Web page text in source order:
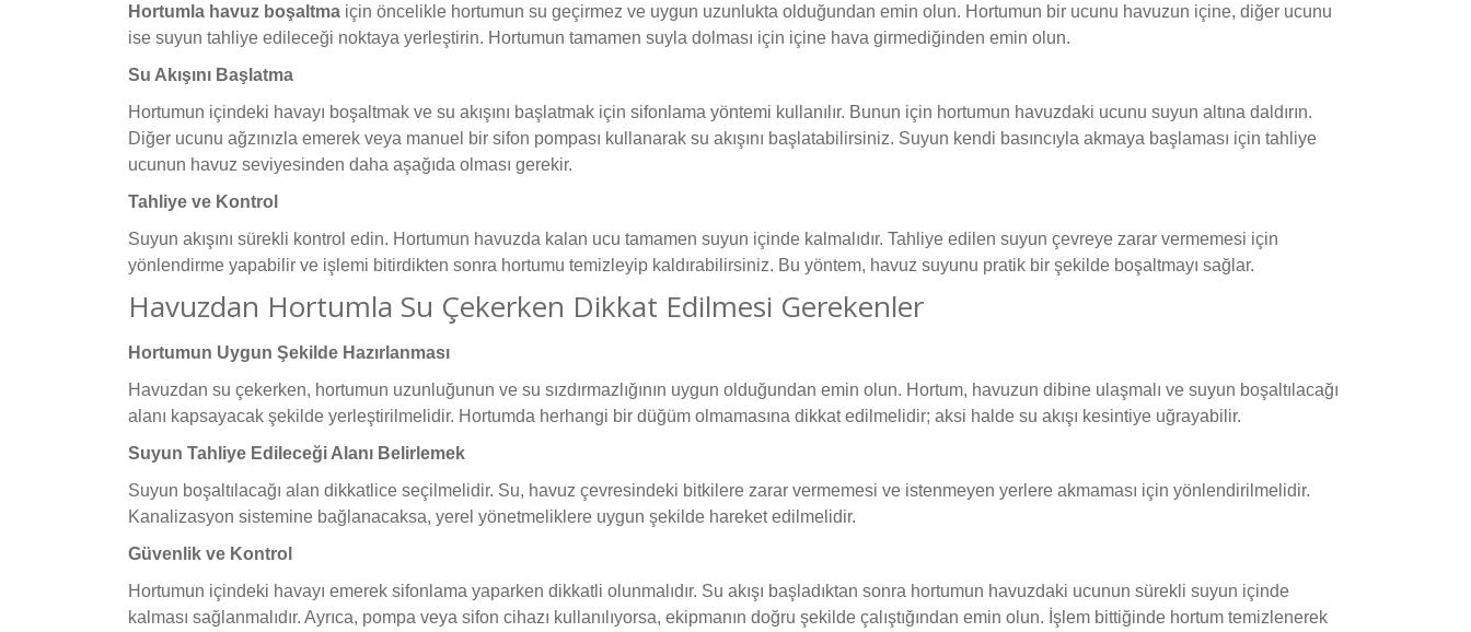
Hortumla havuz boşaltma için öncelikle hortumun su geçirmez ve uygun uzunlukta olduğundan emin olun. Hortumun bir ucunu havuzun içine, diğer ucunu
ise suyun tahliye edileceği noktaya yerleştirin. Hortumun tamamen suyla dolması için içine hava girmediğinden emin olun.
Su Akışını Başlatma
Hortumun içindeki havayı boşaltmak ve su akışını başlatmak için sifonlama yöntemi kullanılır. Bunun için hortumun havuzdaki ucunu suyun altına daldırın.
Diğer ucunu ağzınızla emerek veya manuel bir sifon pompası kullanarak su akışını başlatabilirsiniz. Suyun kendi basıncıyla akmaya başlaması için tahliye
ucunun havuz seviyesinden daha aşağıda olması gerekir.
Tahliye ve Kontrol
Suyun akışını sürekli kontrol edin. Hortumun havuzda kalan ucu tamamen suyun içinde kalmalıdır. Tahliye edilen suyun çevreye zarar vermemesi için
yönlendirme yapabilir ve işlemi bitirdikten sonra hortumu temizleyip kaldırabilirsiniz. Bu yöntem, havuz suyunu pratik bir şekilde boşaltmayı sağlar.
Havuzdan Hortumla Su Çekerken Dikkat Edilmesi Gerekenler
Hortumun Uygun Şekilde Hazırlanması
Havuzdan su çekerken, hortumun uzunluğunun ve su sızdırmazlığının uygun olduğundan emin olun. Hortum, havuzun dibine ulaşmalı ve suyun boşaltılacağı
alanı kapsayacak şekilde yerleştirilmelidir. Hortumda herhangi bir düğüm olmamasına dikkat edilmelidir; aksi halde su akışı kesintiye uğrayabilir.
Suyun Tahliye Edileceği Alanı Belirlemek
Suyun boşaltılacağı alan dikkatlice seçilmelidir. Su, havuz çevresindeki bitkilere zarar vermemesi ve istenmeyen yerlere akmaması için yönlendirilmelidir.
Kanalizasyon sistemine bağlanacaksa, yerel yönetmeliklere uygun şekilde hareket edilmelidir.
Güvenlik ve Kontrol
Hortumun içindeki havayı emerek sifonlama yaparken dikkatli olunmalıdır. Su akışı başladıktan sonra hortumun havuzdaki ucunun sürekli suyun içinde
kalması sağlanmalıdır. Ayrıca, pompa veya sifon cihazı kullanılıyorsa, ekipmanın doğru şekilde çalıştığından emin olun. İşlem bittiğinde hortum temizlenerek